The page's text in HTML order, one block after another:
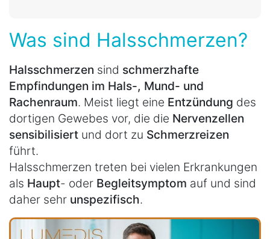
Was sind Halsschmerzen?
Halsschmerzen sind schmerzhafte
Empfindungen im Hals-, Mund- und
Rachenraum. Meist liegt eine Entzündung des
dortigen Gewebes vor, die die Nervenzellen
sensibilisiert und dort zu Schmerzreizen
führt.
Halsschmerzen treten bei vielen Erkrankungen
als Haupt- oder Begleitsymptom auf und sind
daher sehr unspezifisch.